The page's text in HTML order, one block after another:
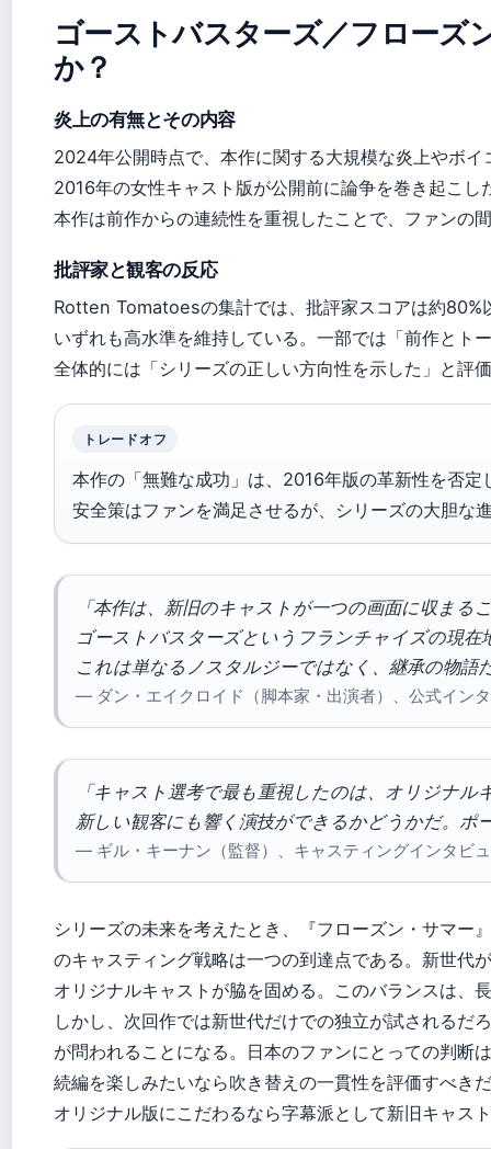
ゴーストバスターズ／フローズ
か？
炎上の有無とその内容
2024年公開時点で、本作に関する大規模な炎上やボ
2016年の女性キャスト版が公開前に論争を巻き起こし
本作は前作からの連続性を重視したことで、ファンの
批評家と観客の反応
Rotten Tomatoesの集計では、批評家スコアは約80%
いずれも高水準を維持している。一部では「前作とト
全体的には「シリーズの正しい方向性を示した」と評
トレードオフ
本作の「無難な成功」は、2016年版の革新性を否定
安全策はファンを満足させるが、シリーズの大胆な
「本作は、新旧のキャストが一つの画面に収まる
ゴーストバスターズというフランチャイズの現在
これは単なるノスタルジーではなく、継承の物語
— ダン・エイクロイド（脚本家・出演者）、公式イン
「キャスト選考で最も重視したのは、オリジナ
新しい観客にも響く演技ができるかどうかだ。ポ
— ギル・キーナン（監督）、キャスティングインタビ
シリーズの未来を考えたとき、『フローズン・サマー』
のキャスティング戦略は一つの到達点である。新世代
オリジナルキャストが脇を固める。このバランスは、
しかし、次回作では新世代だけでの独立が試されるだ
が問われることになる。日本のファンにとっての判断
続編を楽しみたいなら吹き替えの一貫性を評価すべき
オリジナル版にこだわるなら字幕派として新旧キャス